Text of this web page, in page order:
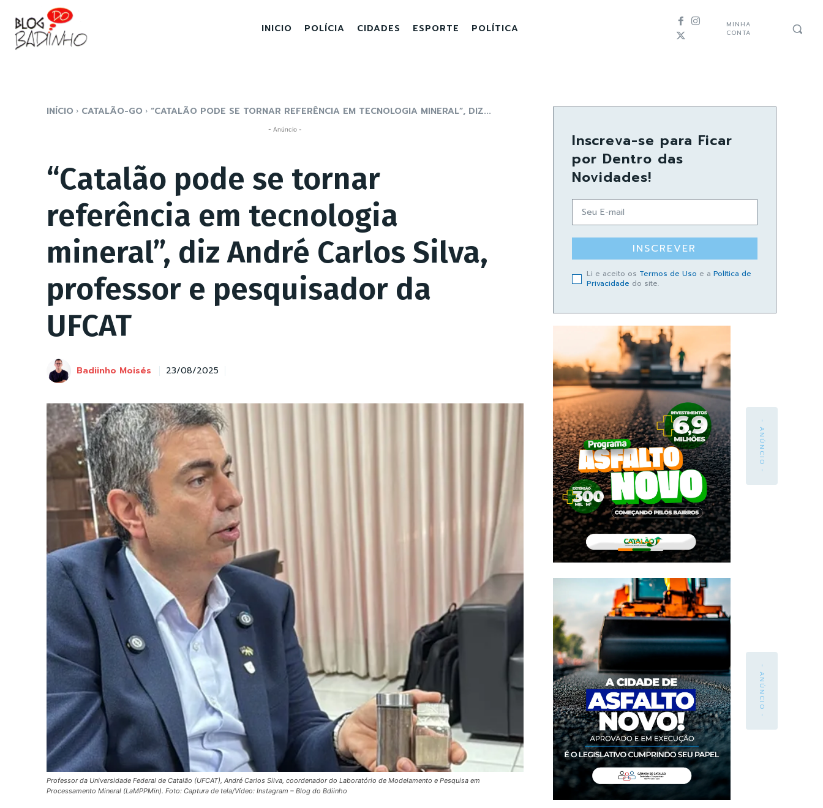
INICIO POLÍCIA CIDADES ESPORTE POLÍTICA
MINHA
CONTA
INÍCIO CATALÃO-GO “CATALÃO PODE SE TORNAR REFERÊNCIA EM TECNOLOGIA MINERAL”, DIZ...
- Anúncio -
“Catalão pode se tornar
referência em tecnologia
mineral”, diz André Carlos Silva,
professor e pesquisador da
UFCAT
Badiinho Moisés 23/08/2025
Professor da Universidade Federal de Catalão (UFCAT), André Carlos Silva, coordenador do Laboratório de Modelamento e Pesquisa em
Processamento Mineral (LaMPPMin). Foto: Captura de tela/Vídeo: Instagram – Blog do Bdiinho
Inscreva-se para Ficar
por Dentro das
Novidades!
INSCREVER
Li e aceito os Termos de Uso e a Política de
Privacidade do site.
- ANÚNCIO -
- ANÚNCIO -